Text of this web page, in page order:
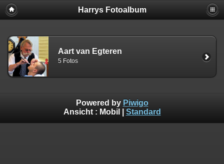
Harrys Fotoalbum
Aart van Egteren
5 Fotos
Powered by Piwigo
Ansicht : Mobil Standard